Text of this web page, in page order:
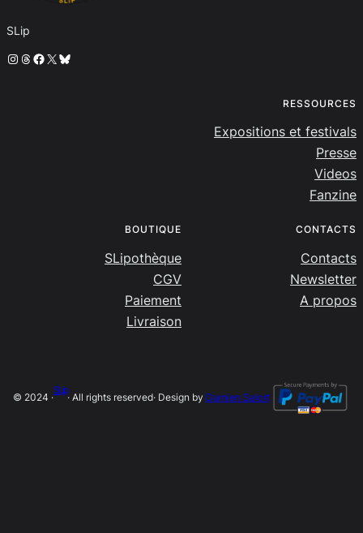
SLip
Instagram
Threads
Facebook
X Bluesky
RESSOURCES
Expositions et festivals
Presse
Videos
Fanzine
BOUTIQUE
SLipothèque
CGV
Paiement
Livraison
CONTACTS
Contacts
Newsletter
A propos
© 2024 ·
SLip
· All rights reserved· Design by Damien Salort